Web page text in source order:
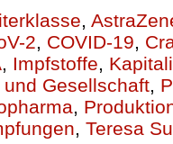
,
2, COVID-19,
, Impfstoffe,
und Gesellschaft,
,
, Teresa